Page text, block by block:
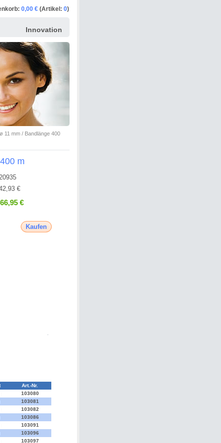
Innovation
11 mm / Bandlänge 400
m
€
€
Kaufen
Art.-Nr.
103080
103081
103082
103086
103091
103096
103097
0,00 € (Artikel: 0)